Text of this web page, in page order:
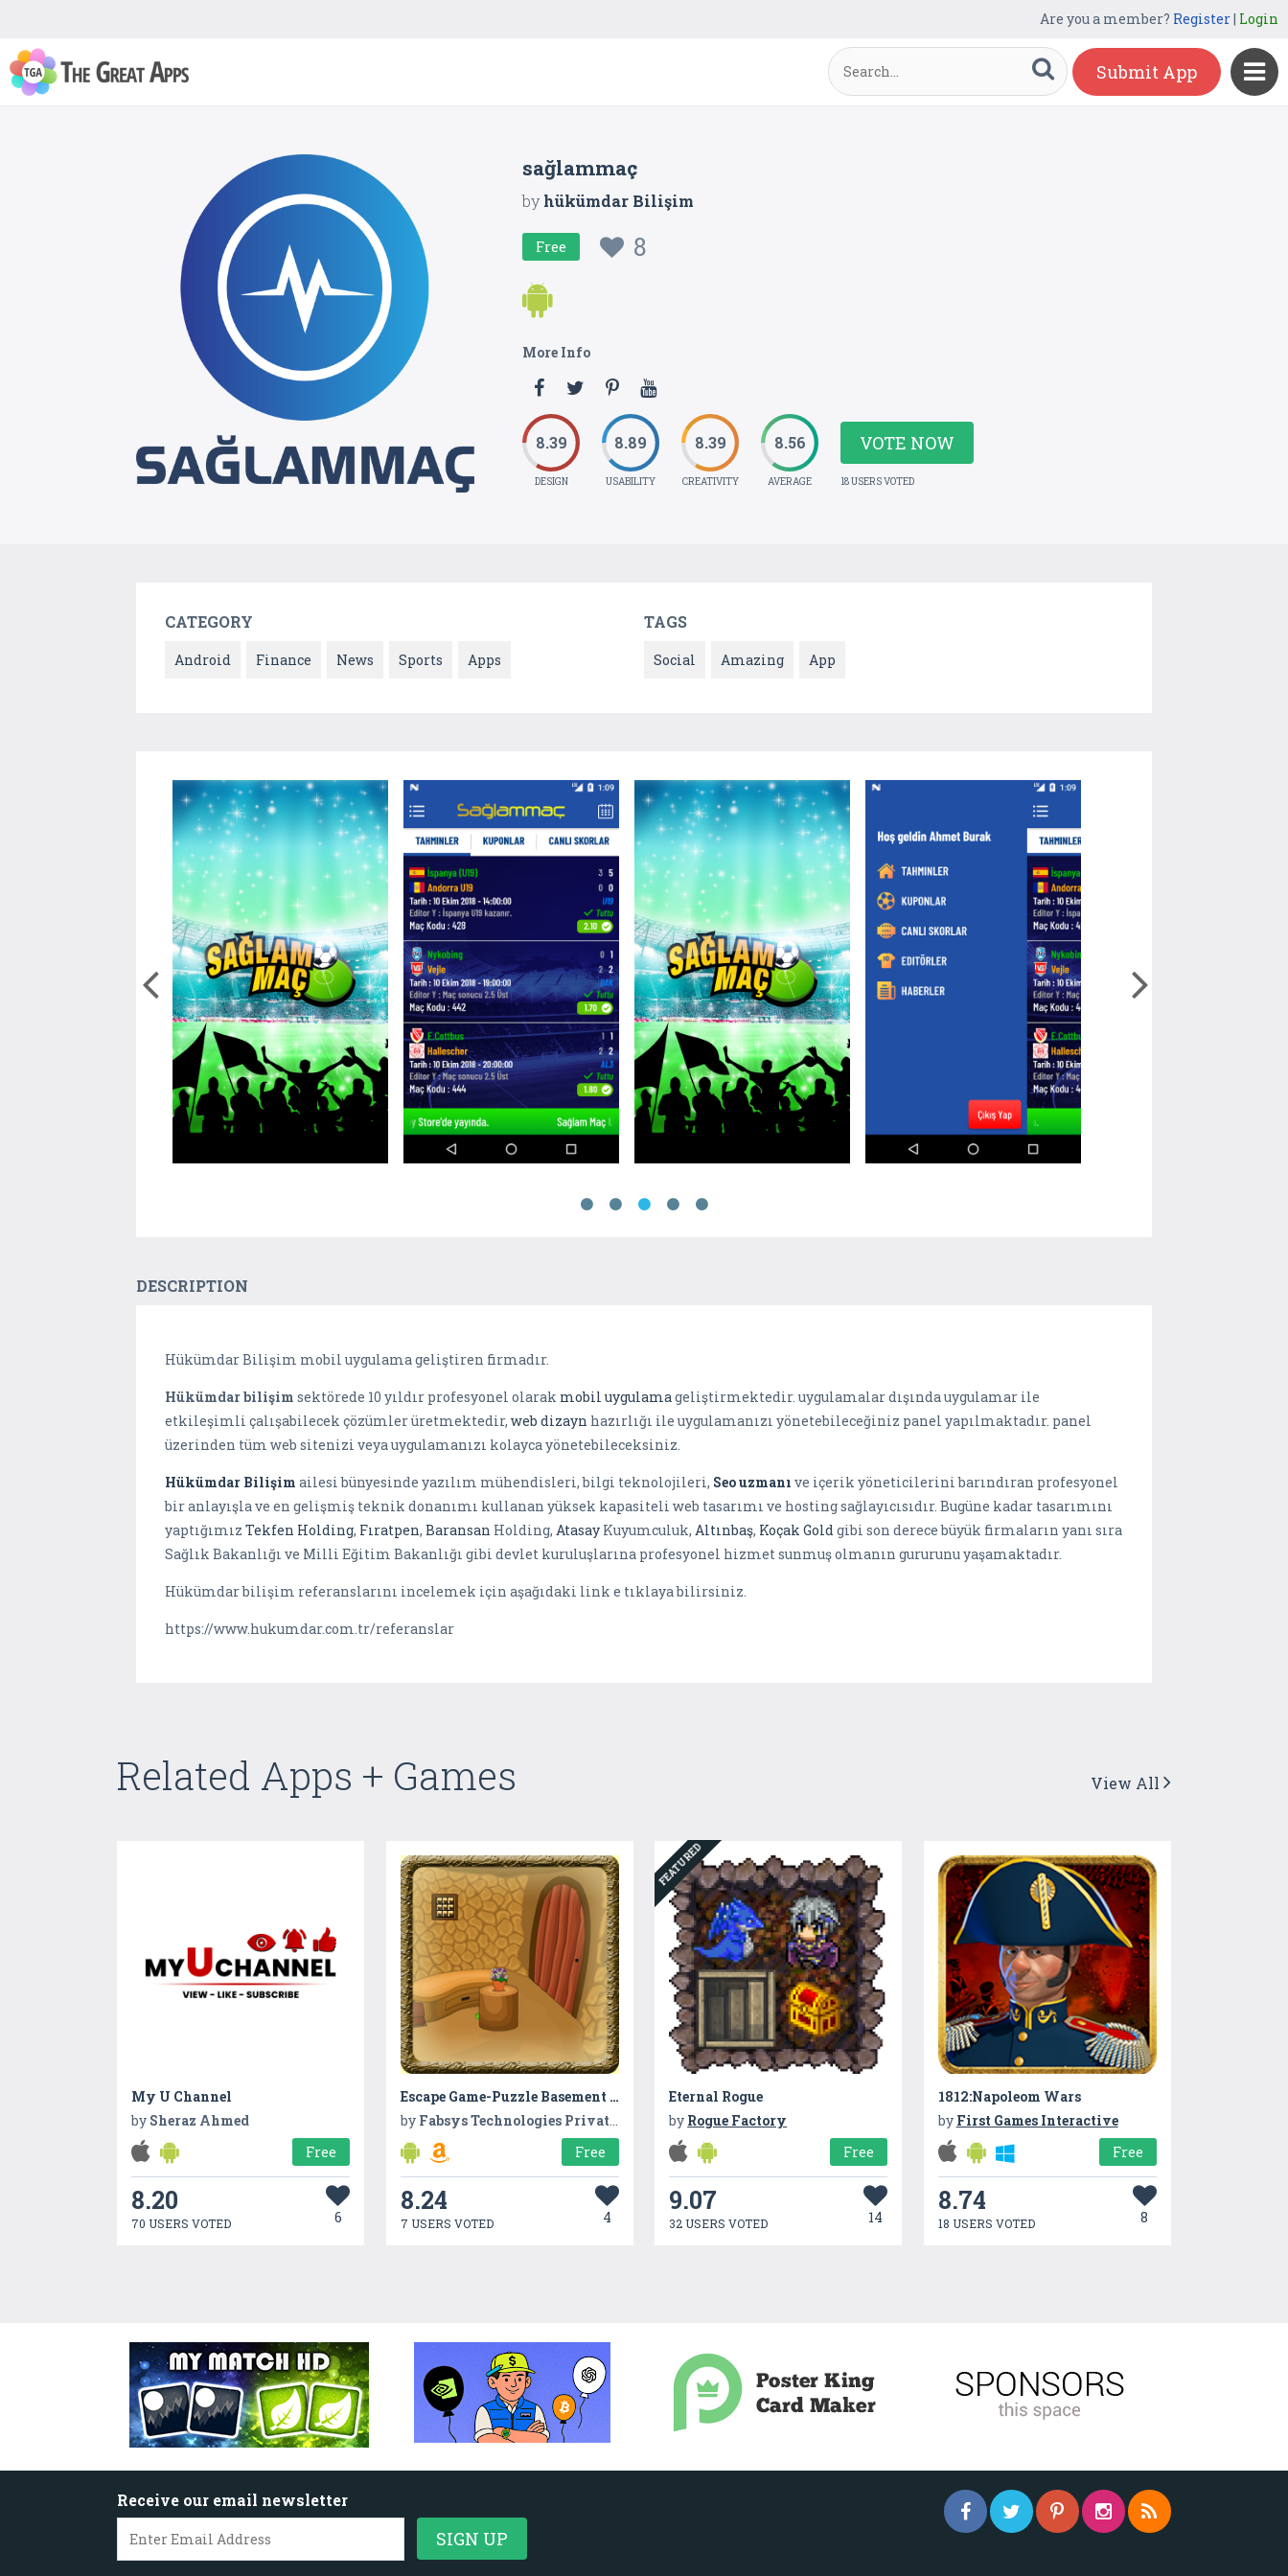
Are you a member? Register| Login
Submit App
sağlammaç
byhükümdar Bilişim
Free 8
More Info
8.39
DESIGN
8.89
USABILITY
8.39
CREATIVITY
8.56
AVERAGE
VOTE NOW
18 USERS VOTED
CATEGORY
Android Finance News Sports Apps
TAGS
Social Amazing App
DESCRIPTION
Hükümdar Bilişim mobil uygulama geliştiren firmadır.
Hükümdar bilişim sektörede 10 yıldır profesyonel olarak mobil uygulamageliştirmektedir. uygulamalar dışında uygulamar ile
etkileşimli çalışabilecek çözümler üretmektedir, web dizayn hazırlığı ile uygulamanızı yönetebileceğiniz panel yapılmaktadır. panel
üzerinden tüm web sitenizi veya uygulamanızı kolayca yönetebileceksiniz.
Hükümdar Bilişim ailesi bünyesinde yazılım mühendisleri, bilgi teknolojileri, Seo uzmanı ve içerik yöneticilerini barındıran profesyonel
bir anlayışla ve en gelişmiş teknik donanımı kullanan yüksek kapasiteli web tasarımı ve hosting sağlayıcısıdır. Bugüne kadar tasarımını
yaptığımız Tekfen Holding, Fıratpen, Baransan Holding, Atasay Kuyumculuk, Altınbaş, Koçak Goldgibi son derece büyük firmaların yanı sıra
Sağlık Bakanlığı ve Milli Eğitim Bakanlığı gibi devlet kuruluşlarına profesyonel hizmet sunmuş olmanın gururunu yaşamaktadır.
Hükümdar bilişim referanslarını incelemek için aşağıdaki link e tıklaya bilirsiniz.
https://www.hukumdar.com.tr/referanslar
Related Apps + Games View All
My U Channel
by Sheraz Ahmed
Free
8.20
70 USERS VOTED 6
Escape Game-Puzzle Basement V1
by Fabsys Technologies Private Limited
Free
8.24
7 USERS VOTED 4
FEATURED
Eternal Rogue
by Rogue Factory
Free
9.07
32 USERS VOTED 14
1812:Napoleom Wars
by First Games Interactive
Free
8.74
18 USERS VOTED 8
Receive our email newsletter